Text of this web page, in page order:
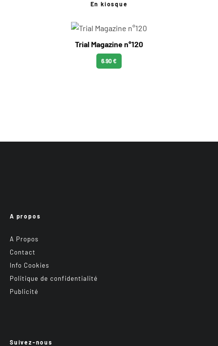
En kiosque
Trial Magazine n°120
6.90 €
A propos
A Propos
Contact
Info Cookies
Politique de confidentialité
Publicité
Suivez-nous